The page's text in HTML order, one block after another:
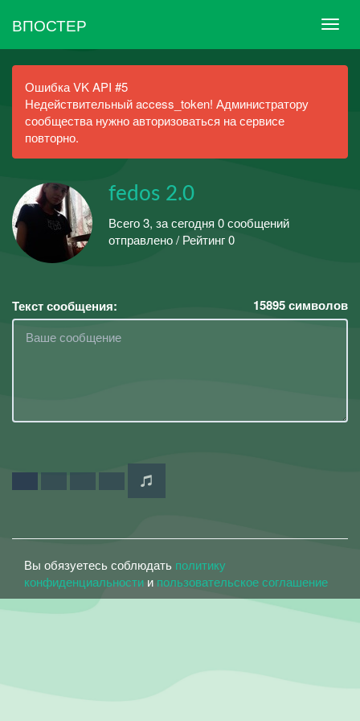
ВПОСТЕР
Ошибка VK API #5
Недействительный access_token! Администратору
сообщества нужно авторизоваться на сервисе
повторно.
fedos 2.0
Всего 3, за сегодня 0 сообщений
отправлено / Рейтинг 0
Текст сообщения: 15895символов
Вы обязуетесь соблюдать политику
конфиденциальности и пользовательское соглашение